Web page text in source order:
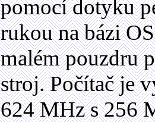
pomocí dotyku
rukou na bázi
malém pouzdru
stroj. Počítač je
624 MHz s 256